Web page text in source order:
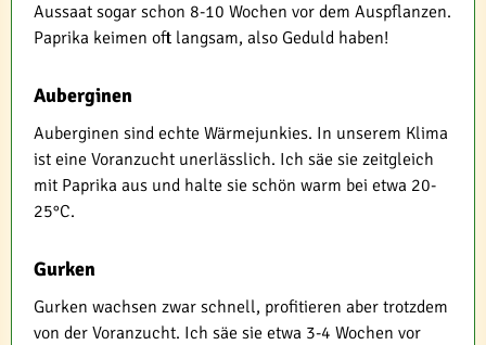
Aussaat sogar schon 8-10 Wochen vor dem Auspflanzen.
Paprika keimen oft langsam, also Geduld haben!
Auberginen
Auberginen sind echte Wärmejunkies. In unserem Klima
ist eine Voranzucht unerlässlich. Ich säe sie zeitgleich
mit Paprika aus und halte sie schön warm bei etwa 20-
25°C.
Gurken
Gurken wachsen zwar schnell, profitieren aber trotzdem
von der Voranzucht. Ich säe sie etwa 3-4 Wochen vor